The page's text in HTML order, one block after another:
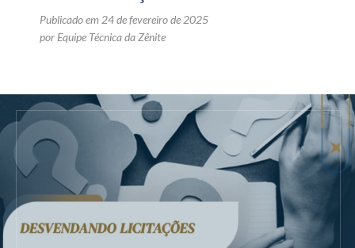
Publicado em 24 de fevereiro de 2025
por Equipe Técnica da Zênite